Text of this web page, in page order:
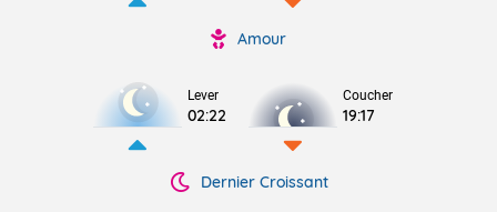
Amour
Lever
02:22
Coucher
19:17
Dernier Croissant